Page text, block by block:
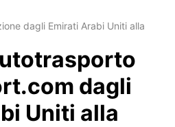
dagli Emirati Arabi Uniti alla
dagli
Uniti alla